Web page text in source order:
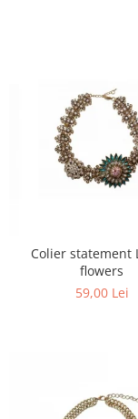
Colier statement
flowers
59,00 Lei